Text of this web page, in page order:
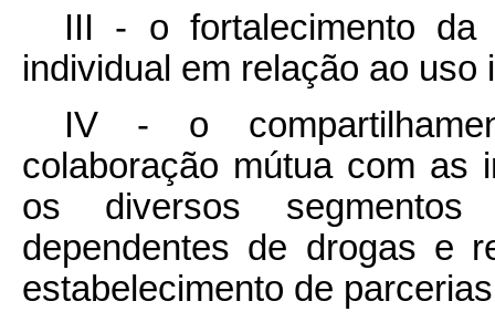
III - o fortalecimento da
individual em relação ao uso
IV - o
colaboração mútua com as
os diversos
dependentes de drogas e
estabelecimento de